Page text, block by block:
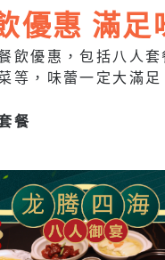
優惠 滿足
飲優惠，包括八人套
等，味蕾一定大滿足
餐